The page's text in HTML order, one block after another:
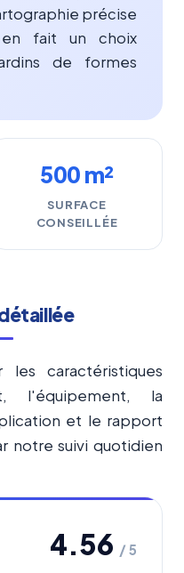
précise
fait un choix
de formes
500 m²
SURFACE
CONSEILLÉE
caractéristiques
l'équipement, la
et le rapport
notre suivi quotidien
4.56 / 5